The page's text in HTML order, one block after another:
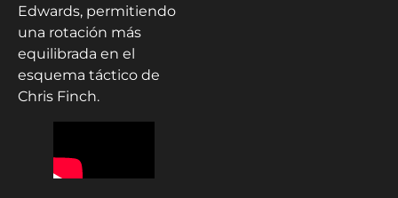
Edwards, permitiendo
una rotación más
equilibrada en el
esquema táctico de
Chris Finch.